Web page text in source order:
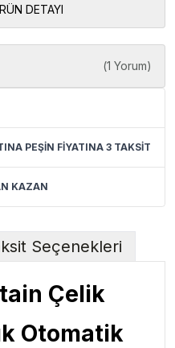
DETAYI
(1 Yorum)
PEŞİN FİYATINA 3 TAKSİT
KAZAN
Seçenekleri
Çelik
Otomatik